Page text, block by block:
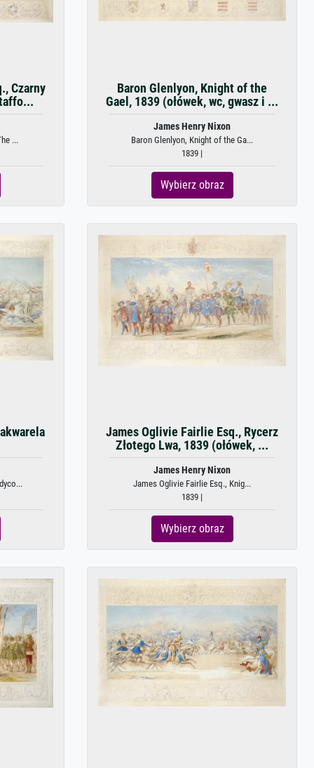
Czarny
...
Baron Glenlyon, Knight of the
Gael, 1839 (ołówek, wc, gwasz i ...
James Henry Nixon
Baron Glenlyon, Knight of the Ga...
1839 |
Wybierz obraz
James Oglivie Fairlie Esq., Rycerz
Złotego Lwa, 1839 (ołówek, ...
James Henry Nixon
James Oglivie Fairlie Esq., Knig...
1839 |
Wybierz obraz